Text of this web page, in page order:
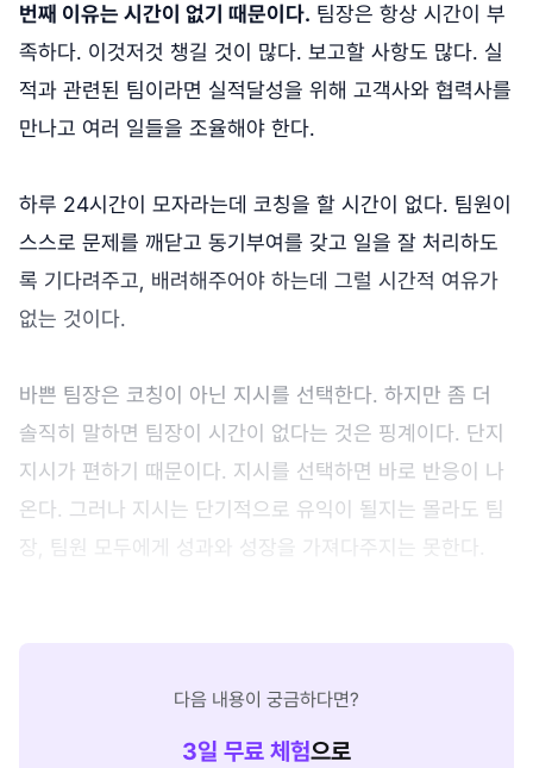
번째 이유는 시간이 없기 때문이다. 팀장은 항상 시간이 부
족하다. 이것저것 챙길 것이 많다. 보고할 사항도 많다. 실
적과 관련된 팀이라면 실적달성을 위해 고객사와 협력사를
만나고 여러 일들을 조율해야 한다.
하루 24시간이 모자라는데 코칭을 할 시간이 없다. 팀원이
스스로 문제를 깨닫고 동기부여를 갖고 일을 잘 처리하도
록 기다려주고, 배려해주어야 하는데 그럴 시간적 여유가
없는 것이다.
바쁜 팀장은 코칭이 아닌 지시를 선택한다. 하지만 좀 더
솔직히 말하면 팀장이 시간이 없다는 것은 핑계이다. 단지
지시가 편하기 때문이다. 지시를 선택하면 바로 반응이 나
온다. 그러나 지시는 단기적으로 유익이 될지는 몰라도 팀
장, 팀원 모두에게 성과와 성장을 가져다주지는 못한다.
다음 내용이 궁금하다면?
3일 무료 체험으로